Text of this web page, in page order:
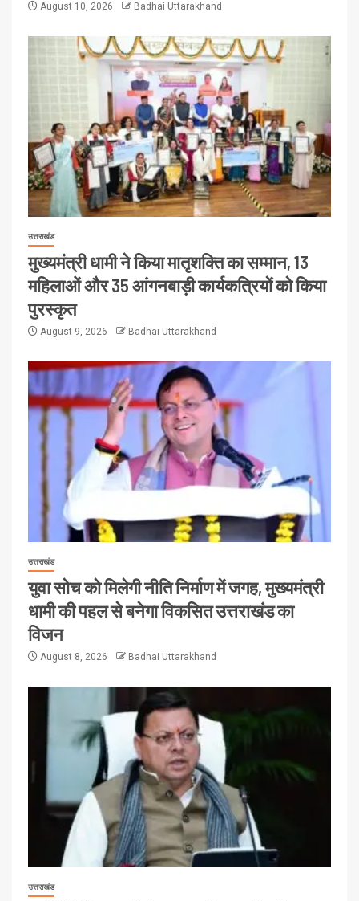
August 10, 2026 Badhai Uttarakhand
उत्तराखंड
मुख्यमंत्री धामी ने किया मातृशक्ति का सम्मान, 13
महिलाओं और 35 आंगनबाड़ी कार्यकत्रियों को किया
पुरस्कृत
August 9, 2026 Badhai Uttarakhand
उत्तराखंड
युवा सोच को मिलेगी नीति निर्माण में जगह, मुख्यमंत्री
धामी की पहल से बनेगा विकसित उत्तराखंड का
विजन
August 8, 2026 Badhai Uttarakhand
उत्तराखंड